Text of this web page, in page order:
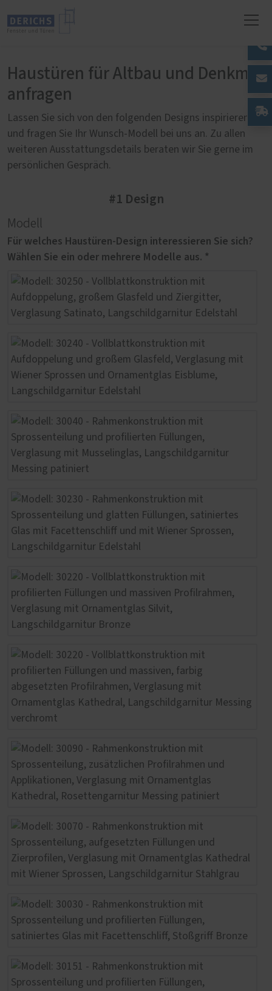
Haustüren für Altbau und Denkmal
anfragen
Lassen Sie sich von den folgenden Designs inspirieren
und fragen Sie Ihr Wunsch-Modell bei uns an. Zu allen
weiteren Ausstattungsdetails beraten wir Sie gerne im
persönlichen Gespräch.
#1 Design
Modell
Für welches Haustüren-Design interessieren Sie sich?
Wählen Sie ein oder mehrere Modelle aus. *